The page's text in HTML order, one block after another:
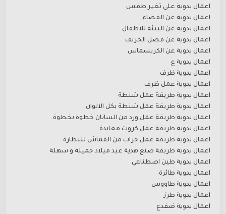
اعمال يدوية على تغير طقس
اعمال يدوية عن الفضاء
اعمال يدوية عن البيئة للاطفال
اعمال يدوية عن فصل الخريف
اعمال يدوية عن الكريسماس
اعمال يدوية ع
اعمال يدوية ظرف
اعمال يدوية عمل ظرف
اعمال يدوية طريقة عمل شنطة
اعمال يدوية طريقة عمل شنطة بكل الالوان
اعمال يدوية طريقة عمل ورد من الساتان خطوة بخطوة
اعمال يدوية طريقة عمل كروت معايدة
اعمال يدوية طريقة عمل جراب من القماش للنظارة
اعمال يدوية طريقة صنع هدية عيد ميلاد جميلة و سهلة
اعمال يدوية طين اصطناعي
اعمال يدوية طائرة
اعمال يدوية طاووس
اعمال يدوية طرز
اعمال يدوية ضفدع